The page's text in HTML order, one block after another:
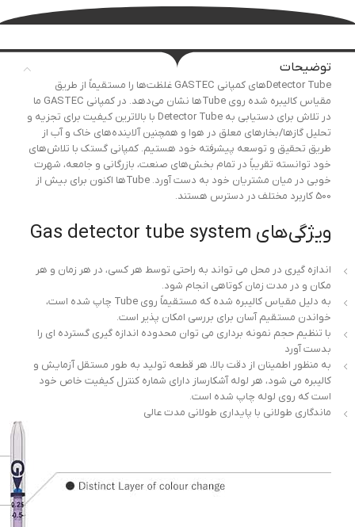
توضیحات
Detector Tube‌های کمپانی GASTEC غلظت‌ها را مستقیماً از طریق
مقیاس کالیبره شده روی Tubeها نشان می‌دهد. در کمپانی GASTEC ما
در تلاش برای دستیابی به Detector Tube‌ با بالاترین کیفیت برای تجزیه و
تحلیل گازها/بخارهای معلق در هوا و همچنین آلاینده‌های خاک و آب از
طریق تحقیق و توسعه پیشرفته خود هستیم. کمپانی گستک با تلاش‌های
خود توانسته تقریباً در تمام بخش‌های صنعت، بازرگانی و جامعه، شهرت
خوبی در میان مشتریان خود به دست آورد. Tubeها اکنون برای بیش از
500 کاربرد مختلف در دسترس هستند.
ویژگی‌های Gas detector tube system
اندازه گیری در محل می تواند به راحتی توسط هر کسی، در هر زمان و هر
مکان و در مدت زمان کوتاهی انجام شود.
به دلیل مقیاس کالیبره شده که مستقیماً روی Tube چاپ شده است،
خواندن مستقیم آسان برای بررسی امکان پذیر است.
با تنظیم حجم نمونه برداری می توان محدوده اندازه گیری گسترده ای را
بدست آورد
به منظور اطمینان از دقت بالا، هر قطعه تولید به طور مستقل آزمایش و
کالیبره می شود، هر لوله آشکارساز دارای شماره کنترل کیفیت خاص خود
است که روی لوله چاپ شده است.
ماندگاری طولانی با پایداری طولانی مدت عالی